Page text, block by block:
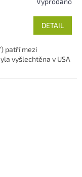
DETAIL
patří mezi
vyšlechtěna v USA